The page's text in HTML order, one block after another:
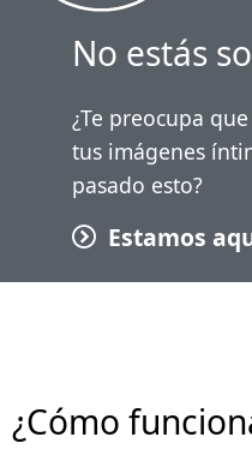
No estás
¿Te preocupa
tus imágenes
pasado esto?
Estamos
¿Cómo